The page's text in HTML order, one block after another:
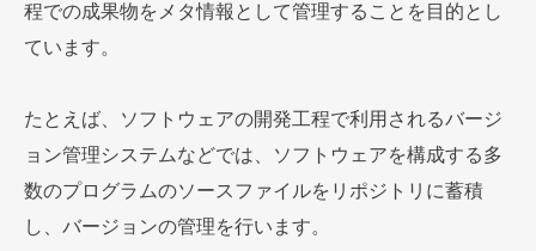
程での成果物をメタ情報として管理することを目的とし
ています。
たとえば、ソフトウェアの開発工程で利用されるバージ
ョン管理システムなどでは、ソフトウェアを構成する多
数のプログラムのソースファイルをリポジトリに蓄積
し、バージョンの管理を行います。